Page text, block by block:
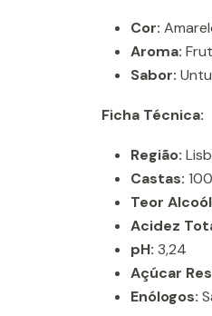
Cor:
Aroma:
Sabor:
Ficha Técnica:
Região:
Castas:
Teor
Acidez
pH: 3,24
Açúcar
Enólogos: